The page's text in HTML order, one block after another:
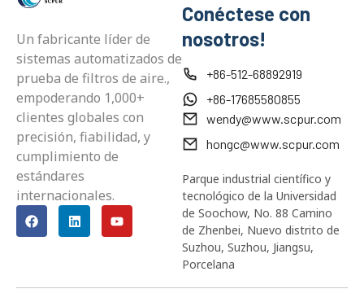
Un fabricante líder de
sistemas automatizados de
prueba de filtros de aire.,
empoderando 1,000+
clientes globales con
precisión, fiabilidad, y
cumplimiento de
estándares
internacionales.
Conéctese con
nosotros!
+86-512-68892919
+86-17685580855
wendy@www.scpur.com
hongc@www.scpur.com
Parque industrial científico y
tecnológico de la Universidad
de Soochow, No. 88 Camino
de Zhenbei, Nuevo distrito de
Suzhou, Suzhou, Jiangsu,
Porcelana